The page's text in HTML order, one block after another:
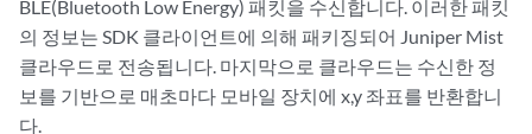
BLE(Bluetooth Low Energy) 패킷을 수신합니다. 이러한 패킷
의 정보는 SDK 클라이언트에 의해 패키징되어 Juniper Mist
클라우드로 전송됩니다. 마지막으로 클라우드는 수신한 정
보를 기반으로 매초마다 모바일 장치에 x,y 좌표를 반환합니
다.